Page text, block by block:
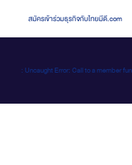
สมัครเข้าร่วมธุรกิจกับไทยมีดี.com
: Uncaught Error: Call to a member